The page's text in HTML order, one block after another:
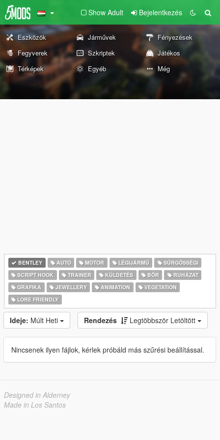
Show Adult Bejelentkezés
Eszközök Járművek
Fényezések
Fegyverek
Szkriptek
Játékos
Térképek
Egyéb Még
BENTLEY AUTÓ MOTOR LÉGIJÁRMŰ
SŰRGŐSSÉGI
SCRIPT HOOK
TRAINER KÜLDETÉS BŐR
RUHÁZAT
GRAFIKA
JEWELLERY ANIMATION
VEGETATION
LORE FRIENDLY
Ideje: Múlt Heti Rendezés Legtöbbször Letöltött
Nincsenek ilyen fájlok, kérlek próbáld más szűrési beállítással.
Designed in Alderney
Made in Los Santos